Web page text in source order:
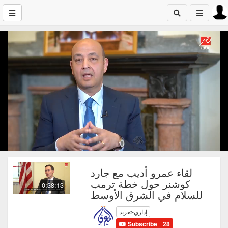
0:38:13
لقاء عمرو أديب مع جارد
كوشنر حول خطة ترمب
للسلام في الشرق الأوسط
إداري-تغريد
Subscribe 28